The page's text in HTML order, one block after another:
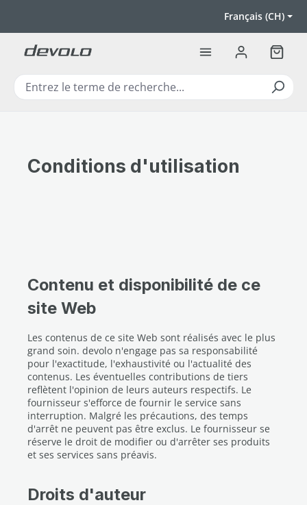
Français (CH)
Le
Conditions d'utilisation
Contenu et disponibilité de ce
site Web
Les contenus de ce site Web sont réalisés avec le plus
grand soin. devolo n'engage pas sa responsabilité
pour l'exactitude, l'exhaustivité ou l'actualité des
contenus. Les éventuelles contributions de tiers
reflètent l'opinion de leurs auteurs respectifs. Le
fournisseur s'efforce de fournir le service sans
interruption. Malgré les précautions, des temps
d'arrêt ne peuvent pas être exclus. Le fournisseur se
réserve le droit de modifier ou d'arrêter ses produits
et ses services sans préavis.
Droits d'auteur